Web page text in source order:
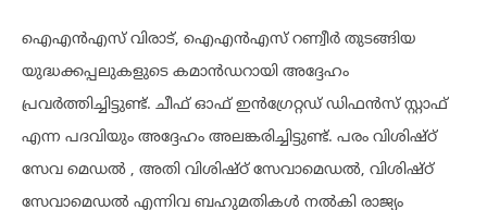
ഐഎൻഎസ് വിരാട്, ഐഎൻഎസ് റണ്വീർ തുടങ്ങിയ
യുദ്ധക്കപ്പലുകളുടെ കമാൻഡറായി അദ്ദേഹം
പ്രവർത്തിച്ചിട്ടുണ്ട്. ചീഫ് ഓഫ് ഇൻഗ്രേറ്റഡ് ഡിഫൻസ് സ്റ്റാഫ്
എന്ന പദവിയും അദ്ദേഹം അലങ്കരിച്ചിട്ടുണ്ട്. പരം വിശിഷ്ഠ്
സേവ മെഡൽ , അതി വിശിഷ്ഠ് സേവാമെഡൽ, വിശിഷ്ഠ്
സേവാമെഡൽ എന്നിവ ബഹുമതികൾ നൽകി രാജ്യം